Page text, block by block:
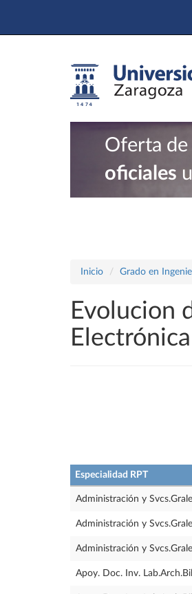
Oferta de
oficiales
Inicio Grado en
Evolucion
Especialidad RPT
Administración y
Administración y
Administración y
Apoy. Doc. Inv.